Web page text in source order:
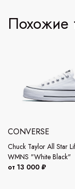
Похожие
CONVERSE
Chuck Taylor All Star
WMNS "White Black"
от 13 000 ₽